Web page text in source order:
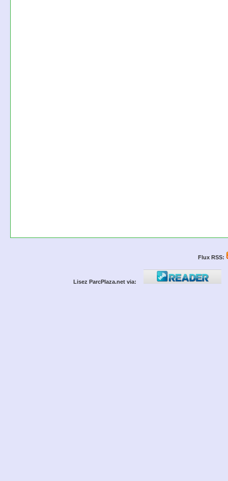
Flux RSS:
Lisez ParcPlaza.net via: